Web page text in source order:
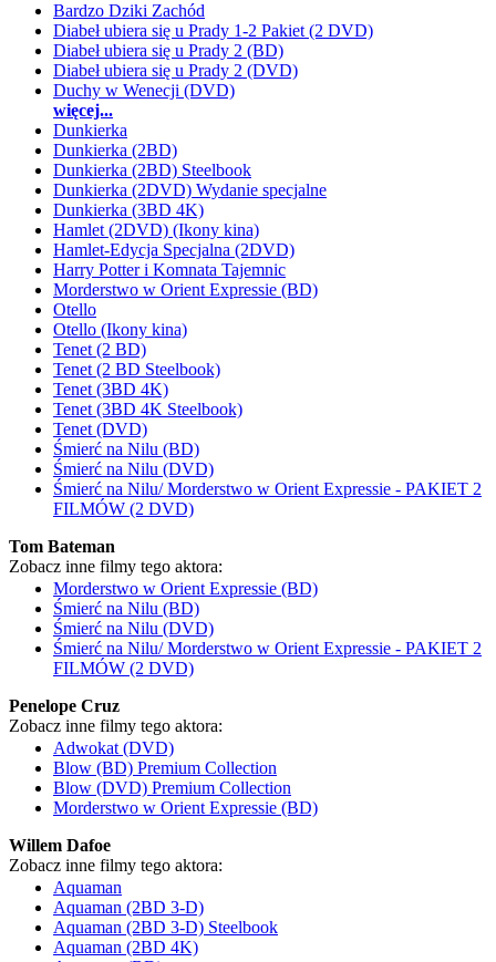
Bardzo Dziki Zachód
Diabeł ubiera się u Prady 1-2 Pakiet (2 DVD)
Diabeł ubiera się u Prady 2 (BD)
Diabeł ubiera się u Prady 2 (DVD)
Duchy w Wenecji (DVD)
więcej...
Dunkierka
Dunkierka (2BD)
Dunkierka (2BD) Steelbook
Dunkierka (2DVD) Wydanie specjalne
Dunkierka (3BD 4K)
Hamlet (2DVD) (Ikony kina)
Hamlet-Edycja Specjalna (2DVD)
Harry Potter i Komnata Tajemnic
Morderstwo w Orient Expressie (BD)
Otello
Otello (Ikony kina)
Tenet (2 BD)
Tenet (2 BD Steelbook)
Tenet (3BD 4K)
Tenet (3BD 4K Steelbook)
Tenet (DVD)
Śmierć na Nilu (BD)
Śmierć na Nilu (DVD)
Śmierć na Nilu/ Morderstwo w Orient Expressie - PAKIET 2
FILMÓW (2 DVD)
Tom Bateman
Zobacz inne filmy tego aktora:
Morderstwo w Orient Expressie (BD)
Śmierć na Nilu (BD)
Śmierć na Nilu (DVD)
Śmierć na Nilu/ Morderstwo w Orient Expressie - PAKIET 2
FILMÓW (2 DVD)
Penelope Cruz
Zobacz inne filmy tego aktora:
Adwokat (DVD)
Blow (BD) Premium Collection
Blow (DVD) Premium Collection
Morderstwo w Orient Expressie (BD)
Willem Dafoe
Zobacz inne filmy tego aktora:
Aquaman
Aquaman (2BD 3-D)
Aquaman (2BD 3-D) Steelbook
Aquaman (2BD 4K)